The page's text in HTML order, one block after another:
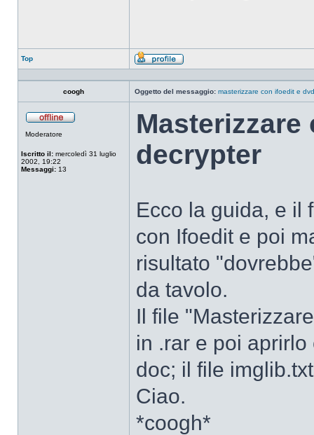
Top
Profilo
coogh Oggetto del messaggio: masterizzare con ifoedit e
Moderatore
Iscritto il: mercoledì 31 luglio
2002, 19:22
Messaggi: 13
Masterizzare
decrypter
Ecco la guida, e il
con Ifoedit e poi
risultato
da tavolo.
Il file
in .rar e poi
doc; il file
Ciao.
*coogh*